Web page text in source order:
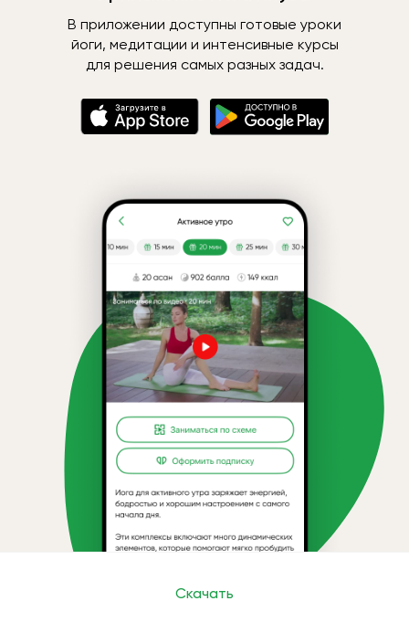
В приложении доступны готовые уроки
йоги, медитации и интенсивные курсы
для решения самых разных задач.
Скачать